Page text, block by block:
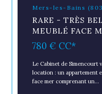
Mers-les-Bains
RARE - TRÈS
MEUBLÉ FACE
780 € CC*
Le Cabinet de Simencourt
location : un appartement
face mer comprenant un...